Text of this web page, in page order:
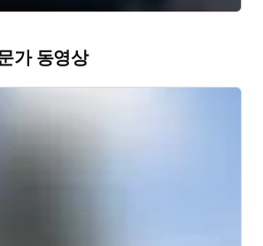
가 동영상